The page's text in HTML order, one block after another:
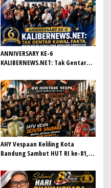
ANNIVERSARY KE-6
KALIBERNEWS.NET: Tak Gentar
Redaksi Demi Jurnalisme
Bermartabat
AHY Vespaan Keliling Kota
Bandung Sambut HUT RI ke-81,
Kemanusiaan